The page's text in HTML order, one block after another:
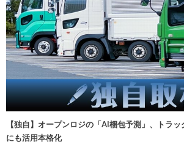
【独自】オープンロジの「AI梱包予測」、トラ
にも活用本格化